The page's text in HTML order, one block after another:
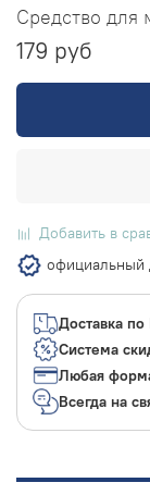
Средство для
179 руб
Добавить в
официальный
Доставка по
Система
Любая
Всегда на